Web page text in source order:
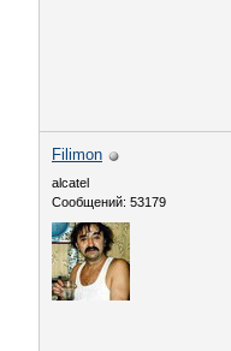
Filimon
alcatel
Сообщений: 53179